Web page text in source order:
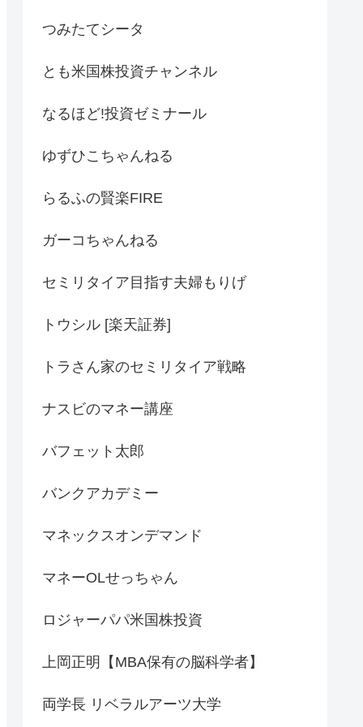
つみたてシータ
とも米国株投資チャンネル
なるほど!投資ゼミナール
ゆずひこちゃんねる
らるふの賢楽FIRE
ガーコちゃんねる
セミリタイア目指す夫婦もりげ
トウシル [楽天証券]
トラさん家のセミリタイア戦略
ナスビのマネー講座
バフェット太郎
バンクアカデミー
マネックスオンデマンド
マネーOLせっちゃん
ロジャーパパ米国株投資
上岡正明【MBA保有の脳科学者】
両学長 リベラルアーツ大学